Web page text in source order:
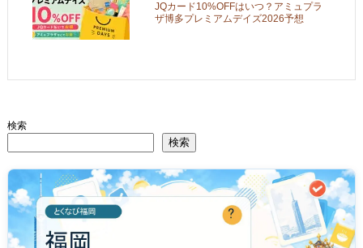
JQカード10%OFFはいつ？アミュプラ
ザ博多プレミアムデイズ2026予想
検索
検索